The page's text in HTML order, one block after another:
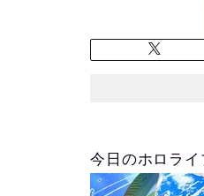
今日のホロラ